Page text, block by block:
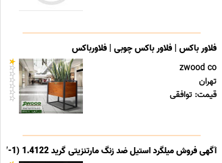
فلاور باکس | فلاور باکس چوبی | فلاورباکس
zwood co
تهران
قیمت: توافقی
آگهی فروش میلگرد استیل ضد زنگ مارتنزیتی گرید 1.4122 (X39CrMo17-1)